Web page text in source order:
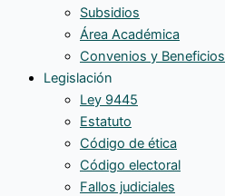
Subsidios
Área Académica
Convenios y Beneficios
Legislación
Ley 9445
Estatuto
Código de ética
Código electoral
Fallos judiciales